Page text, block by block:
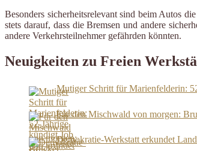
Besonders sicherheitsrelevant sind beim Autos
stets darauf, dass die Bremsen und andere
andere Verkehrsteilnehmer gefährden könnten.
Neuigkeiten zu Freien
Mutiger Schritt für Marienfelderin:
Für den Mischwald von morgen:
Demokratie-Werkstatt erkundet